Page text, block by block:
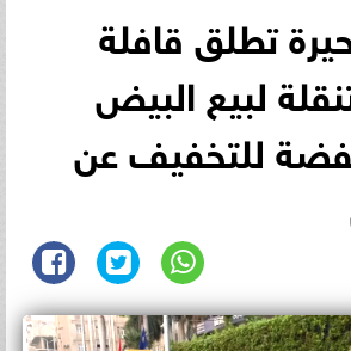
تطلق قافلة
لبيع البيض
للتخفيف عن